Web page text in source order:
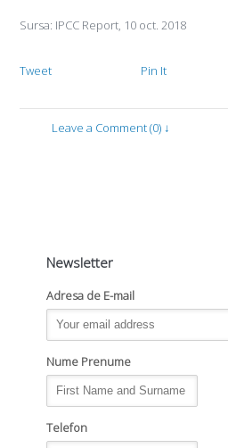
Sursa: IPCC Report, 10 oct. 2018
Tweet Pin It
Leave a Comment (0) ↓
Newsletter
Adresa de E-mail
Nume Prenume
Telefon